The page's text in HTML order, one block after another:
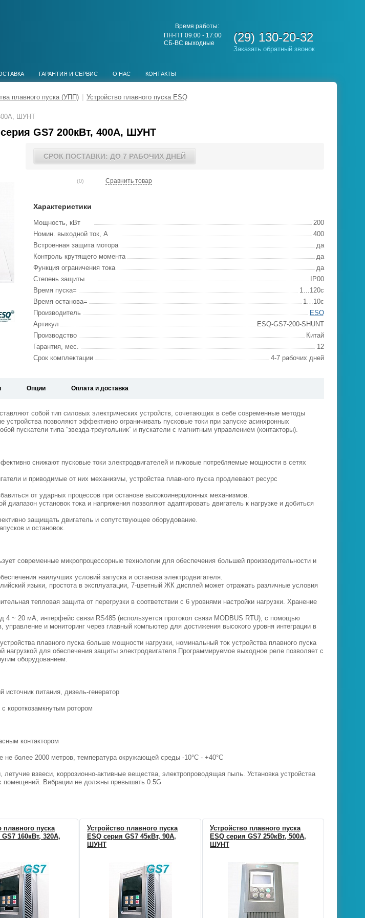
Время работы:
ПН-ПТ 09:00 - 17:00
СБ-ВС выходные
(29) 130-20-32
Заказать обратный звонок
ГАРАНТИЯ И СЕРВИС О НАС КОНТАКТЫ
плавного пуска (УПП)
Устройство плавного пуска ESQ
400А, ШУНТ
GS7 200кВт, 400А, ШУНТ
СРОК ПОСТАВКИ: ДО 7 РАБОЧИХ ДНЕЙ
(0) Сравнить товар
Характеристики
Мощность, кВт
200
Номин. выходной ток, А
400
Встроенная защита мотора
да
Контроль крутящего момента
да
Функция ограничения тока
да
Степень защиты
IP00
Время пуска=
1…120с
Время останова=
1…10с
Производитель
ESQ
Артикул
ESQ-GS7-200-SHUNT
Производство
Китай
Гарантия, мес.
12
Срок комплектации
4-7 рабочих дней
Опции Оплата и доставка
собой тип силовых электрических устройств, сочетающих в себе современные методы
позволяют эффективно ограничивать пусковые токи при запуске асинхронных
пускатели типа “звезда-треугольник” и пускатели с магнитным управлением (контакторы).
снижают пусковые токи электродвигателей и пиковые потребляемые мощности в сетях
и приводимые от них механизмы, устройства плавного пуска продлевают ресурс
от ударных процессов при останове высокоинерционных механизмов.
установок тока и напряжения позволяют адаптировать двигатель к нагрузке и добиться
защищать двигатель и сопутствующее оборудование.
и остановок.
современные микропроцессорные технологии для обеспечения большей производительности и
наилучших условий запуска и останова электродвигателя.
языки, простота в эксплуатации, 7-цветный ЖК дисплей может отражать различные условия
тепловая защита от перегрузки в соответствии с 6 уровнями настройки нагрузки. Хранение
4 ~ 20 мА, интерфейс связи RS485 (используется протокол связи MODBUS RTU), с помощью
управление и мониторинг через главный компьютер для достижения высокого уровня интеграции в
плавного пуска больше мощности нагрузки, номинальный ток устройства плавного пуска
нагрузкой для обеспечения защиты электродвигателя.Программируемое выходное реле позволяет с
оборудованием.
источник питания, дизель-генератор
короткозамкнутым ротором
контактором
более 2000 метров, температура окружающей среды -10°С - +40°С
взвеси, коррозионно-активные вещества, электропроводящая пыль. Установка устройства
помещений. Вибрации не должны превышать 0.5G
плавного пуска
160кВт, 320А,
Устройство плавного пуска
ESQ серия GS7 45кВт, 90А,
ШУНТ
Устройство плавного пуска
ESQ серия GS7 250кВт, 500А,
ШУНТ